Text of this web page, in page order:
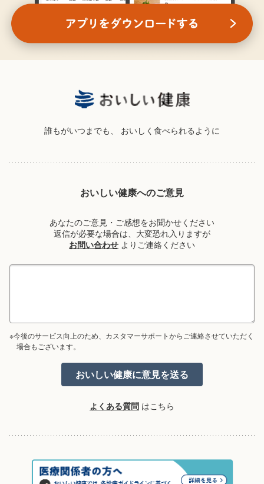
誰もがいつまでも、 おいしく食べられるように
おいしい健康へのご意見
あなたのご意見・ご感想をお聞かせください
返信が必要な場合は、大変恐れ入りますが
お問い合わせ よりご連絡ください
※今後のサービス向上のため、カスタマーサポートからご連絡させていただく
場合もございます。
よくある質問 はこちら